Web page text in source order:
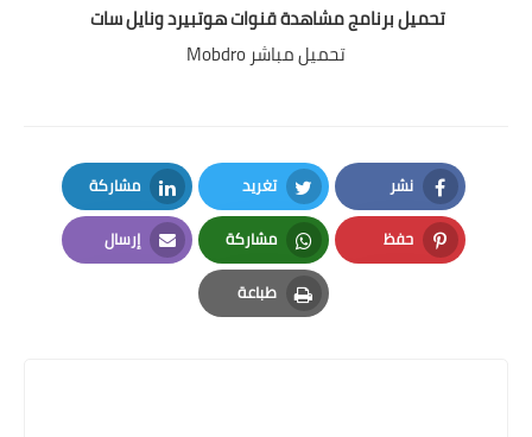
تحميل برنامج مشاهدة قنوات هوتبيرد ونايل سات
تحميل مباشر Mobdro
نشر
Facebook
تغريد
Twitter
مشاركة
LinkedIn
حفظ
Pinterest
مشاركة
Whatsapp
إرسال
Email
طباعة
Print